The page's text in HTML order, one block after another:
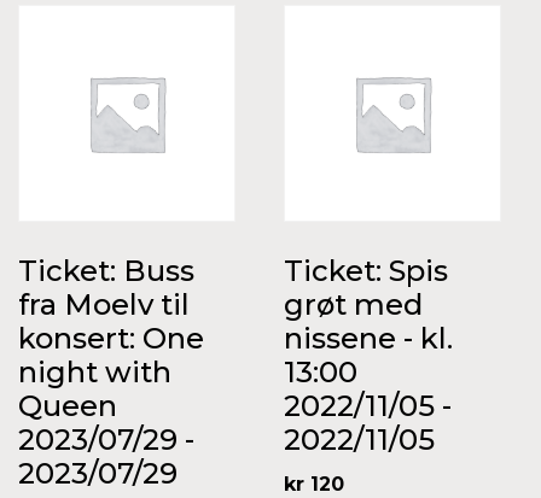
Ticket: Buss
fra Moelv til
konsert: One
night with
Queen
2023/07/29 -
2023/07/29
Ticket: Spis
grøt med
nissene - kl.
13:00
2022/11/05 -
2022/11/05
kr120